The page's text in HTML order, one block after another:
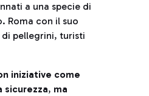
a una specie di
Roma con il suo
pellegrini, turisti
iniziative come
sicurezza, ma